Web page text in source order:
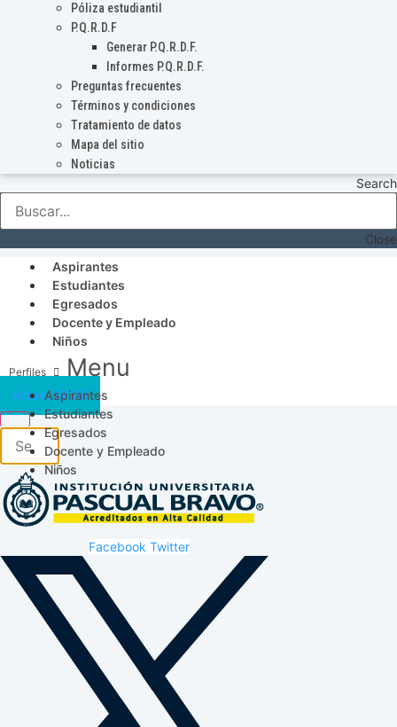
Póliza estudiantil
P.Q.R.D.F
Generar P.Q.R.D.F.
Informes P.Q.R.D.F.
Preguntas frecuentes
Términos y condiciones
Tratamiento de datos
Mapa del sitio
Noticias
Search
Close
Aspirantes
Estudiantes
Egresados
Docente y Empleado
Niños
Menu
Aspirantes
Estudiantes
Egresados
Docente y Empleado
Niños
Acceso SICAU
Facebook Twitter